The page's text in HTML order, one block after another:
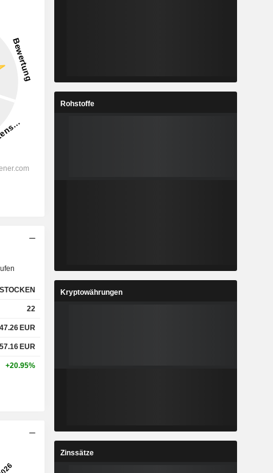
22
47.26 EUR
57.16 EUR
+20.95%
Rohstoffe
Kryptowährungen
Zinssätze